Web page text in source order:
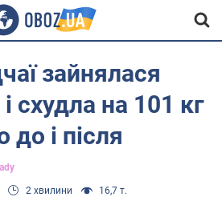
зайнялася
схудла на 101 кг
до і після
2 хвилини 16,7 т.